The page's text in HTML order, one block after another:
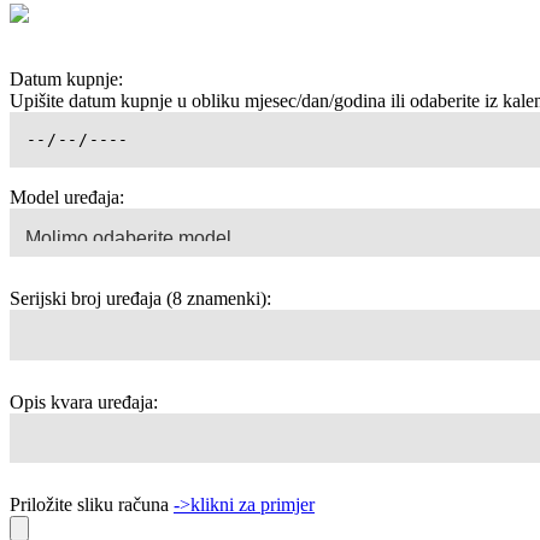
Datum kupnje:
Upišite datum kupnje u obliku mjesec/dan/godina ili odaberite iz
Model uređaja:
Serijski broj uređaja (8 znamenki):
Opis kvara uređaja:
Priložite sliku računa ->klikni za primjer